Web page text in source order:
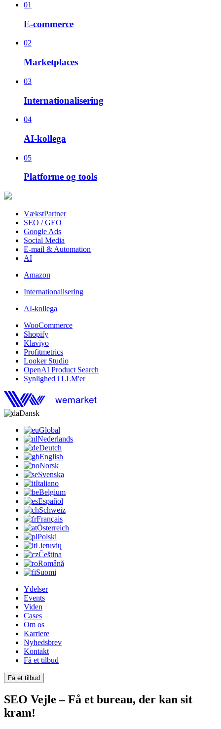
01
E-commerce
02
Marketplaces
03
Internationalisering
04
AI-kollega
05
Platforme og tools
VækstPartner
SEO / GEO
Google Ads
Social Media
E-mail & Automation
AI
Amazon
Internationalisering
AI-kollega
WooCommerce
Shopify
Klaviyo
Profitmetrics
Looker Studio
OpenAI Product Search
Synlighed i LLM'er
Dansk
Global
Nederlands
Deutch
English
Norsk
Svenska
Italiano
Belgium
Español
Schweiz
Français
Österreich
Polski
Lietuvių
Čeština
Română
Suomi
Ydelser
Events
Viden
Cases
Om os
Karriere
Nyhedsbrev
Kontakt
Få et tilbud
Få et tilbud
SEO Vejle – Få et bureau, der kan sit
kram!